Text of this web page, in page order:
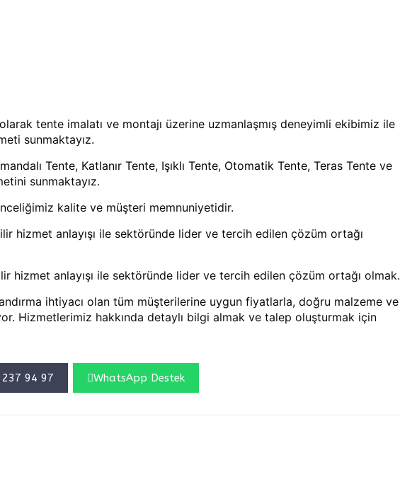
tente imalatı ve montajı üzerine uzmanlaşmış deneyimli ekibimiz ile
sunmaktayız.
Tente, Katlanır Tente, Işıklı Tente, Otomatik Tente,Teras Tente ve
sunmaktayız.
kalite ve müşteri memnuniyetidir.
hizmet anlayışı ile sektöründe lider ve tercih edilen çözüm ortağı
hizmet anlayışı ile sektöründe lider ve tercih edilen çözüm ortağı olmak.
ihtiyacı olan tüm müşterilerine uygun fiyatlarla, doğru malzeme ve
Hizmetlerimiz hakkında detaylı bilgi almak ve talep oluşturmak için
94 97 WhatsApp Destek